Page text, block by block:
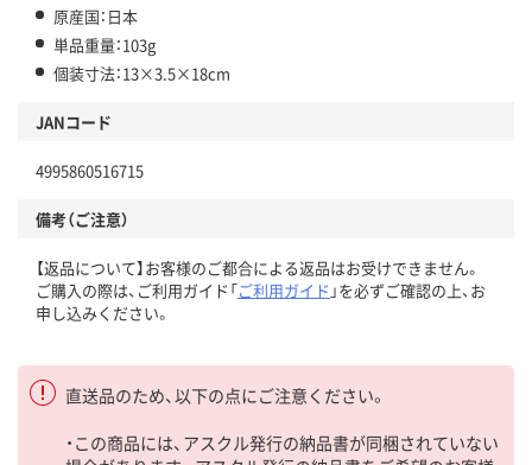
原産国：日本
単品重量：103g
個装寸法：13×3.5×18cm
JANコード
4995860516715
備考（ご注意）
【返品について】お客様のご都合による返品はお受けできません。
ご購入の際は、ご利用ガイド「ご利用ガイド 」を必ずご確認の上、お
申し込みください。
直送品のため、以下の点にご注意ください。
・この商品には、アスクル発行の納品書が同梱されていない